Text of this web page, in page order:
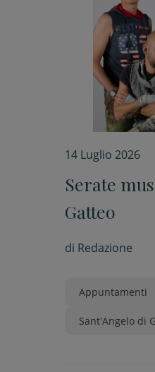
14 Luglio 2026
Serate
Gatteo
di Redazione
Appuntamenti
Sant'Angelo di